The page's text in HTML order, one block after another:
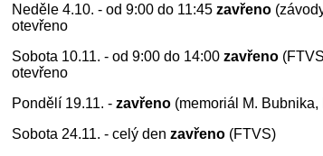
Neděle 4.10. - od 9:00 do 11:45zavřeno
otevřeno
Sobota 10.11. - od 9:00 do 14:00zavřeno
otevřeno
Pondělí 19.11. -zavřeno (memoriál M. Bubnika,
Sobota 24.11. - celý denzavřeno (FTVS)